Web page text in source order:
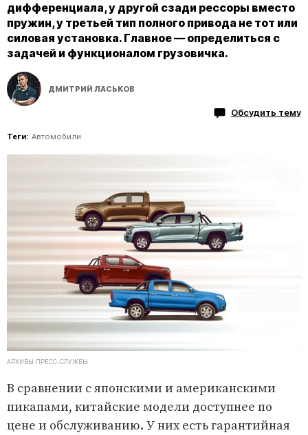
дифференциала, у другой сзади рессоры вместо
пружин, у третьей тип полного привода не тот или
силовая установка. Главное — определиться с
задачей и функционалом грузовичка.
ДМИТРИЙ ЛАСЬКОВ
Обсудить тему
Теги: Автомобили
АРХИВЫ ПРЕСС-СЛУЖБЫ
В сравнении с японскими и американскими
пикапами, китайские модели доступнее по
цене и обслуживанию. У них есть гарантийная